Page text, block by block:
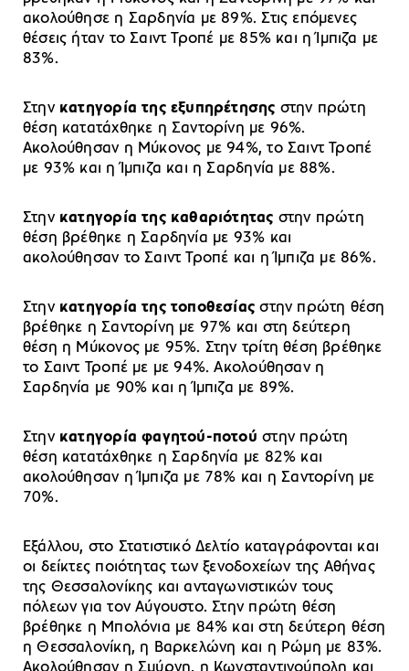
ακολούθησε η Σαρδηνία με 89%. Στις επόμενες
θέσεις ήταν το Σαιντ Τροπέ με 85% και η Ίμπιζα με
83%.
Στηνκατηγορία της εξυπηρέτησης στην πρώτη
θέση κατατάχθηκε η Σαντορίνη με 96%.
Ακολούθησαν η Μύκονος με 94%, το Σαιντ Τροπέ
με 93% και η Ίμπιζα και η Σαρδηνία με 88%.
Στην κατηγορία της καθαριότητας στην πρώτη
θέση βρέθηκε η Σαρδηνία με 93% και
ακολούθησαν το Σαιντ Τροπέ και η Ίμπιζα με 86%.
Στην κατηγορία της τοποθεσίας στην πρώτη θέση
βρέθηκε η Σαντορίνη με 97% και στη δεύτερη
θέση η Μύκονος με 95%. Στην τρίτη θέση βρέθηκε
το Σαιντ Τροπέ με με 94%. Ακολούθησαν η
Σαρδηνία με 90% και η Ίμπιζα με 89%.
Στην κατηγορία φαγητού-ποτούστην πρώτη
θέση κατατάχθηκε η Σαρδηνία με 82% και
ακολούθησαν η Ίμπιζα με 78% και η Σαντορίνη με
70%.
Εξάλλου, στο Στατιστικό Δελτίο καταγράφονται και
οι δείκτες ποιότητας των ξενοδοχείων της Αθήνας
της Θεσσαλονίκης και ανταγωνιστικών τους
πόλεων για τον Αύγουστο. Στην πρώτη θέση
βρέθηκε η Μπολόνια με 84% και στη δεύτερη θέση
η Θεσσαλονίκη, η Βαρκελώνη και η Ρώμη με 83%.
Ακολούθησαν η Σμύρνη, η Κωνσταντινούπολη και